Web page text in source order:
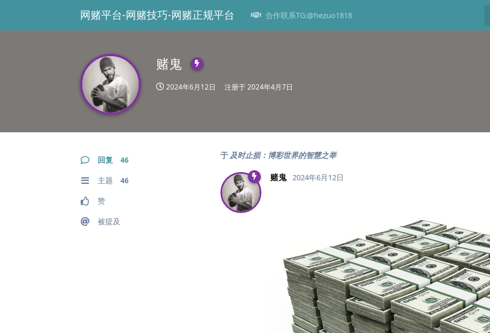
网赌平台-网赌技巧-网赌正规平台 合作联系TG:@hezuo1818
赌鬼
2024年6月12日 注册于2024年4月7日
回复 46
主题 46
赞
被提及
于及时止损：博彩世界的智慧之举
赌鬼 2024年6月12日